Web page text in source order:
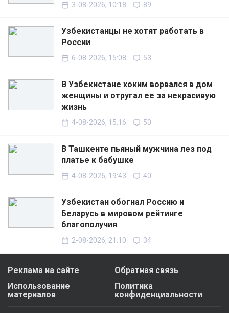
3-08-2026, 10:18 89
Узбекистанцы не хотят работать в
России
6-08-2026, 15:08 53
В Узбекистане хоким ворвался в дом
женщины и отругал ее за некрасивую
жизнь
4-08-2026, 15:16 50
В Ташкенте пьяный мужчина лез под
платье к бабушке
4-08-2026, 19:43 40
Узбекистан обогнал Россию и
Беларусь в мировом рейтинге
благополучия
2-08-2026, 21:10 34
Реклама на сайте
Обратная связь
Использование
материалов
Политика
конфиденциальности